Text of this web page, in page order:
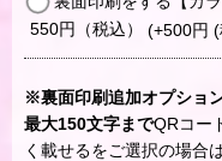
550円（税込） (+500円 (
※裏面印刷追加オプショ
最大150文字までQRコー
く載せるをご選択の場合